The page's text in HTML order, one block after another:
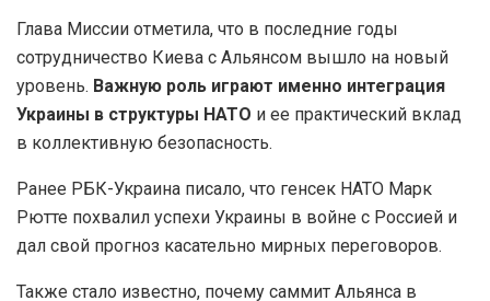
Глава Миссии отметила, что в последние годы
сотрудничество Киева с Альянсом вышло на новый
уровень. Важную роль играют именно интеграция
Украины в структуры НАТО и ее практический вклад
в коллективную безопасность.
Ранее РБК-Украина писало, что генсек НАТО Марк
Рютте похвалил успехи Украины в войне с Россией и
дал свой прогноз касательно мирных переговоров.
Также стало известно, почему саммит Альянса в